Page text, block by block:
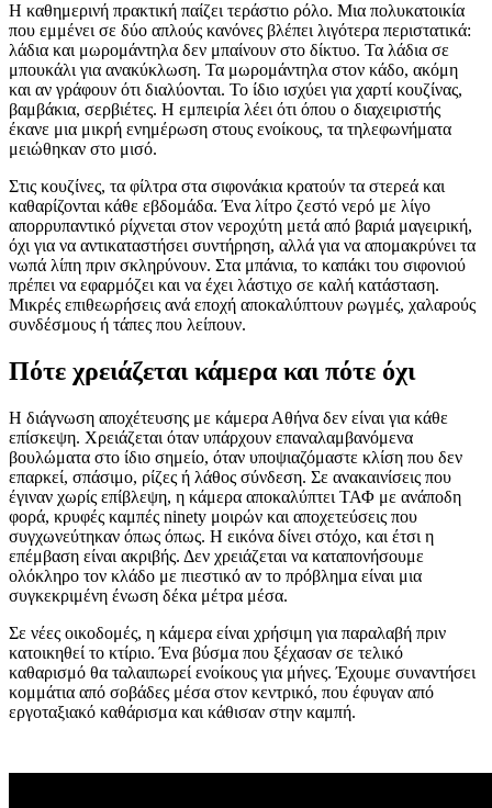
Η καθημερινή πρακτική παίζει τεράστιο ρόλο. Μια πολυκατοικία
που εμμένει σε δύο απλούς κανόνες βλέπει λιγότερα περιστατικά:
λάδια και μωρομάντηλα δεν μπαίνουν στο δίκτυο. Τα λάδια σε
μπουκάλι για ανακύκλωση. Τα μωρομάντηλα στον κάδο, ακόμη
και αν γράφουν ότι διαλύονται. Το ίδιο ισχύει για χαρτί κουζίνας,
βαμβάκια, σερβιέτες. Η εμπειρία λέει ότι όπου ο διαχειριστής
έκανε μια μικρή ενημέρωση στους ενοίκους, τα τηλεφωνήματα
μειώθηκαν στο μισό.
Στις κουζίνες, τα φίλτρα στα σιφονάκια κρατούν τα στερεά και
καθαρίζονται κάθε εβδομάδα. Ένα λίτρο ζεστό νερό με λίγο
απορρυπαντικό ρίχνεται στον νεροχύτη μετά από βαριά μαγειρική,
όχι για να αντικαταστήσει συντήρηση, αλλά για να απομακρύνει τα
νωπά λίπη πριν σκληρύνουν. Στα μπάνια, το καπάκι του σιφονιού
πρέπει να εφαρμόζει και να έχει λάστιχο σε καλή κατάσταση.
Μικρές επιθεωρήσεις ανά εποχή αποκαλύπτουν ρωγμές, χαλαρούς
συνδέσμους ή τάπες που λείπουν.
Πότε χρειάζεται κάμερα και πότε όχι
Η διάγνωση αποχέτευσης με κάμερα Αθήνα δεν είναι για κάθε
επίσκεψη. Χρειάζεται όταν υπάρχουν επαναλαμβανόμενα
βουλώματα στο ίδιο σημείο, όταν υποψιαζόμαστε κλίση που δεν
επαρκεί, σπάσιμο, ρίζες ή λάθος σύνδεση. Σε ανακαινίσεις που
έγιναν χωρίς επίβλεψη, η κάμερα αποκαλύπτει ΤΑΦ με ανάποδη
φορά, κρυφές καμπές ninety μοιρών και αποχετεύσεις που
συγχωνεύτηκαν όπως όπως. Η εικόνα δίνει στόχο, και έτσι η
επέμβαση είναι ακριβής. Δεν χρειάζεται να καταπονήσουμε
ολόκληρο τον κλάδο με πιεστικό αν το πρόβλημα είναι μια
συγκεκριμένη ένωση δέκα μέτρα μέσα.
Σε νέες οικοδομές, η κάμερα είναι χρήσιμη για παραλαβή πριν
κατοικηθεί το κτίριο. Ένα βύσμα που ξέχασαν σε τελικό
καθαρισμό θα ταλαιπωρεί ενοίκους για μήνες. Έχουμε συναντήσει
κομμάτια από σοβάδες μέσα στον κεντρικό, που έφυγαν από
εργοταξιακό καθάρισμα και κάθισαν στην καμπή.